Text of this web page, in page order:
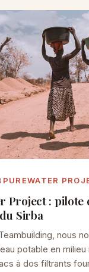
PUREWATER
Project : pilote
Sirba
nous
potable en milieu
à dos filtrants